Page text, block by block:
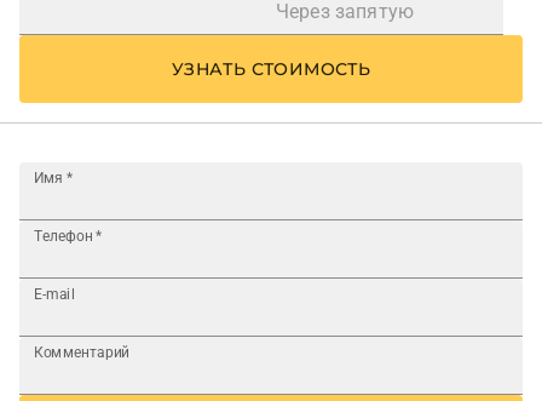
УЗНАТЬ СТОИМОСТЬ
Имя *
Телефон *
E-mail
Комментарий